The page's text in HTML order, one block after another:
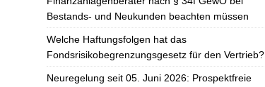
Bestands- und Neukunden beachten müssen
Welche Haftungsfolgen hat das
Fondsrisikobegrenzungsgesetz für den Vertrieb?
Neuregelung seit 05. Juni 2026: Prospektfreie